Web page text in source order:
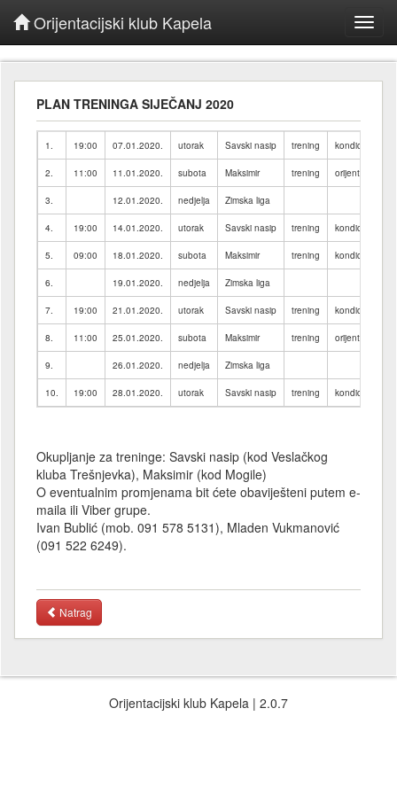
Orijentacijski klub Kapela
PLAN TRENINGA SIJEČANJ 2020
1. 19:00 07.01.2020. utorak Savski nasip trening kondicijski
2. 11:00 11.01.2020. subota Maksimir trening orijentacijski/
3. 12.01.2020. nedjelja Zimska liga
4. 19:00 14.01.2020. utorak Savski nasip trening kondicijski
5. 09:00 18.01.2020. subota Maksimir trening kondicijski
6. 19.01.2020. nedjelja Zimska liga
7. 19:00 21.01.2020. utorak Savski nasip trening kondicijski
8. 11:00 25.01.2020. subota Maksimir trening orijentacijski/
9. 26.01.2020. nedjelja Zimska liga
10. 19:00 28.01.2020. utorak Savski nasip trening kondicijski
Okupljanje za treninge: Savski nasip (kod Veslačkog
kluba Trešnjevka), Maksimir (kod Mogile)
O eventualnim promjenama bit ćete obaviješteni putem e-
maila ili Viber grupe.
Ivan Bublić (mob. 091 578 5131), Mladen Vukmanović
(091 522 6249).
Natrag
Orijentacijski klub Kapela | 2.0.7